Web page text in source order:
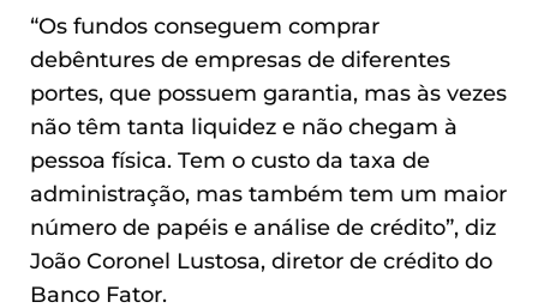
“Os fundos conseguem comprar
debêntures de empresas de diferentes
portes, que possuem garantia, mas às vezes
não têm tanta liquidez e não chegam à
pessoa física. Tem o custo da taxa de
administração, mas também tem um maior
número de papéis e análise de crédito”, diz
João Coronel Lustosa, diretor de crédito do
Banco Fator.